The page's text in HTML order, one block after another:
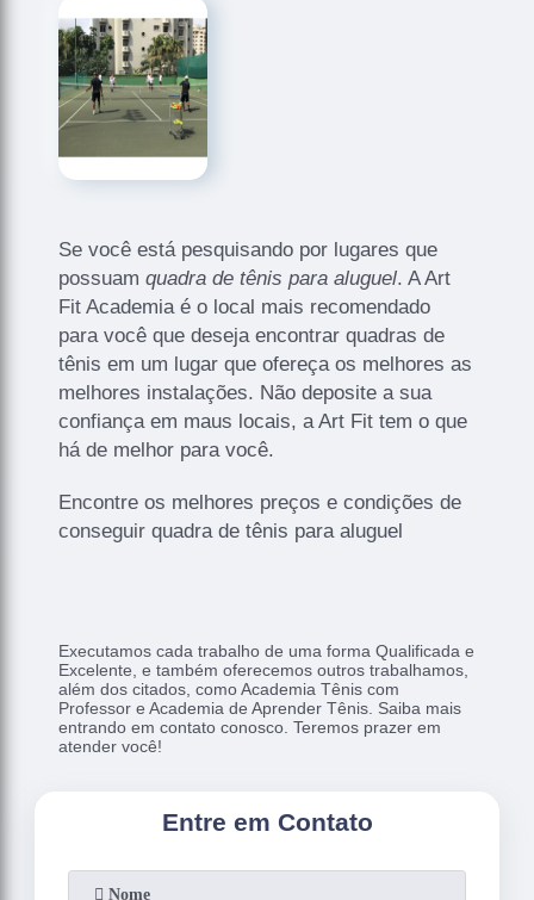
Se você está pesquisando por lugares que
possuamquadra de tênis para aluguel. A Art
Fit Academia é o local mais recomendado
para você que deseja encontrar quadras de
tênis em um lugar que ofereça os melhores as
melhores instalações. Não deposite a sua
confiança em maus locais, a Art Fit tem o que
há de melhor para você.
Encontre os melhores preços e condições de
conseguir quadra de tênis para aluguel
Executamos cada trabalho de uma forma Qualificada e
Excelente, e também oferecemos outros trabalhamos,
além dos citados, como Academia Tênis com
Professor e Academia de Aprender Tênis. Saiba mais
entrando em contato conosco. Teremos prazer em
atender você!
Entre em Contato